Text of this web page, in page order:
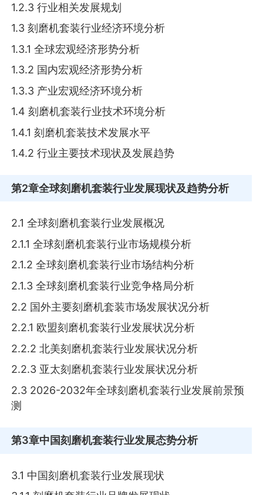
1.2.3 行业相关发展规划
1.3 刻磨机套装行业经济环境分析
1.3.1 全球宏观经济形势分析
1.3.2 国内宏观经济形势分析
1.3.3 产业宏观经济环境分析
1.4 刻磨机套装行业技术环境分析
1.4.1 刻磨机套装技术发展水平
1.4.2 行业主要技术现状及发展趋势
第2章全球刻磨机套装行业发展现状及趋势分析
2.1 全球刻磨机套装行业发展概况
2.1.1 全球刻磨机套装行业市场规模分析
2.1.2 全球刻磨机套装行业市场结构分析
2.1.3 全球刻磨机套装行业竞争格局分析
2.2 国外主要刻磨机套装市场发展状况分析
2.2.1 欧盟刻磨机套装行业发展状况分析
2.2.2 北美刻磨机套装行业发展状况分析
2.2.3 亚太刻磨机套装行业发展状况分析
2.3 2026-2032年全球刻磨机套装行业发展前景预
测
第3章中国刻磨机套装行业发展态势分析
3.1 中国刻磨机套装行业发展现状